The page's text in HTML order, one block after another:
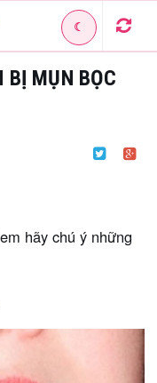
☾
BỊ MỤN BỌC
hãy chú ý những